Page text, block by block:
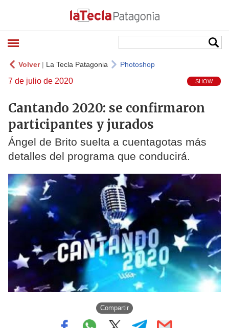
Volver| La Tecla Patagonia Photoshop
7 de julio de 2020 SHOW
Cantando 2020: se confirmaron
participantes y jurados
Ángel de Brito suelta a cuentagotas más
detalles del programa que conducirá.
Compartir